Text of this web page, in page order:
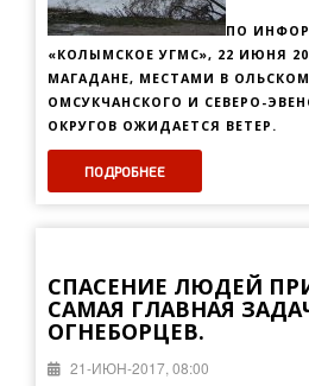
ПО
«КОЛЫМСКОЕ УГМС», 22 ИЮНЯ
МАГАДАНЕ, МЕСТАМИ В
ОМСУКЧАНСКОГО И СЕВЕРО-
ОКРУГОВ ОЖИДАЕТСЯ ВЕТЕР.
ПОДРОБНЕЕ
СПАСЕНИЕ ЛЮДЕЙ
САМАЯ ГЛАВНАЯ
ОГНЕБОРЦЕВ.
21-ИЮН-2017, 08:00